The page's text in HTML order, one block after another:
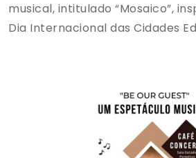
musical, intitulado “Mosaico”,
Dia Internacional das Cidades
parceria com o Coliseu Porto